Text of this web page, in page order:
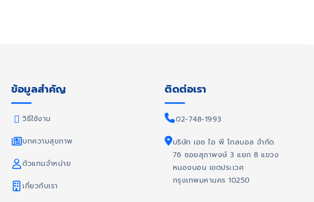
ข้อมูลสำคัญ
วิธีใช้งาน
บทความสุขภาพ
ตัวแทนจำหน่าย
เกี่ยวกับเรา
ติดต่อเรา
02-748-1993
บริษัท เอช ไอ พี โกลบอล จำกัด
76 ซอยสุภาพงษ์ 3 แยก 8 แขวง
หนองบอน เขตประเวศ
กรุงเทพมหานคร 10250